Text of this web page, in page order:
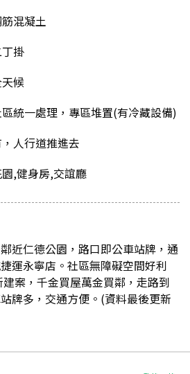
混凝土
掛
候
統一處理，專區堆置(有冷藏設備)
人行道推進去
,健身房,交誼廳
近仁德公園，路口即公車站牌，通
運永寧店。社區無障礙空間好利
案，千金買屋萬金買鄰，走路到
牌多，交通方便。(資料最後更新